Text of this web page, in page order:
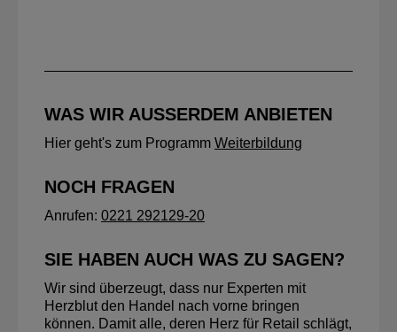
WAS WIR AUSSERDEM ANBIETEN
Hier geht's zum Programm Weiterbildung
NOCH FRAGEN
Anrufen: 0221 292129-20
SIE HABEN AUCH WAS ZU SAGEN?
Wir sind überzeugt, dass nur Experten mit
Herzblut den Handel nach vorne bringen
können. Damit alle, deren Herz für Retail schlägt,